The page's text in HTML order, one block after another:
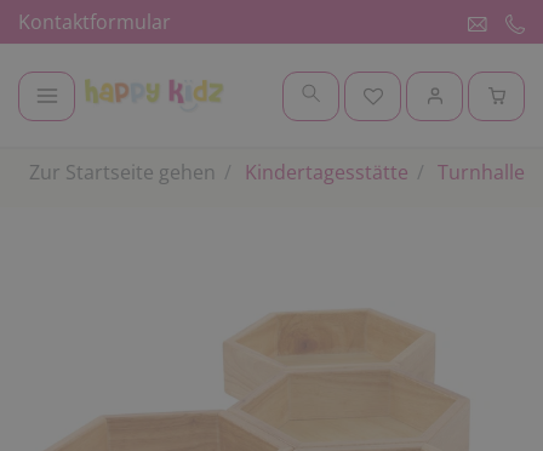
Kontaktformular
Zur Startseite gehen Kindertagesstätte Turnhalle